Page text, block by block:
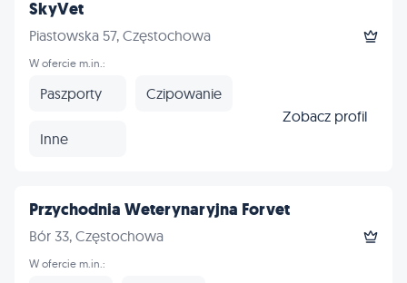
SkyVet
Piastowska 57, Częstochowa
W ofercie m.in.:
Paszporty Czipowanie
Inne
Zobacz profil
Przychodnia Weterynaryjna Forvet
Bór 33, Częstochowa
W ofercie m.in.: